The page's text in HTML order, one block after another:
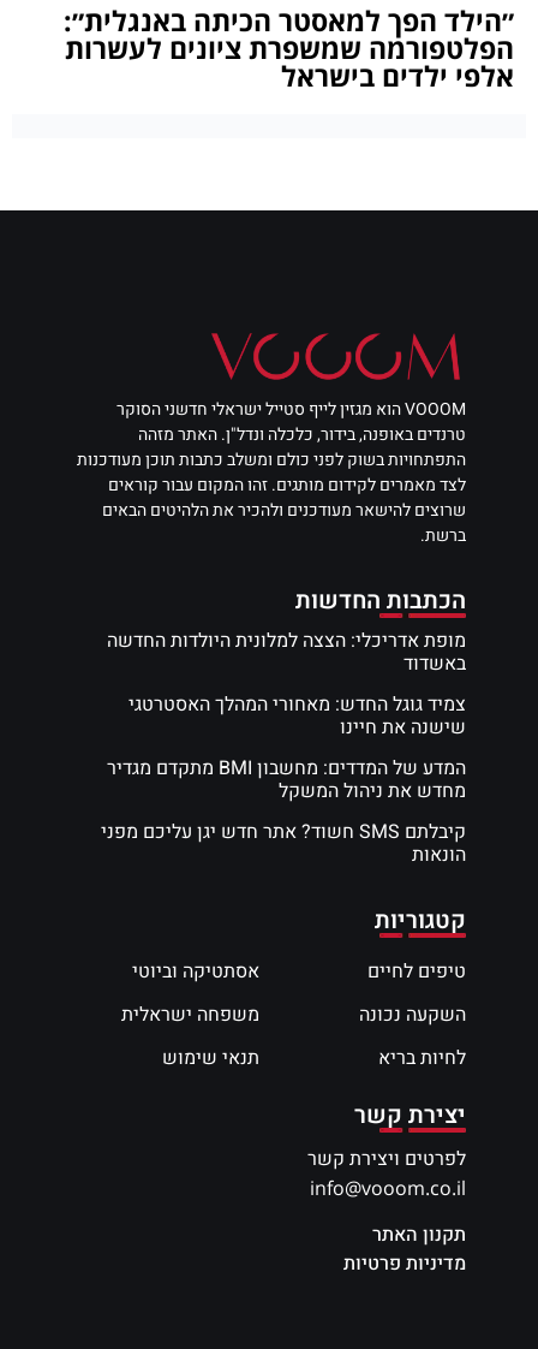
״הילד הפך למאסטר הכיתה באנגלית״:
הפלטפורמה שמשפרת ציונים לעשרות
אלפי ילדים בישראל
VOOOM הוא מגזין לייף סטייל ישראלי חדשני הסוקר
טרנדים באופנה, בידור, כלכלה ונדל"ן. האתר מזהה
התפתחויות בשוק לפני כולם ומשלב כתבות תוכן מעודכנות
לצד מאמרים לקידום מותגים. זהו המקום עבור קוראים
שרוצים להישאר מעודכנים ולהכיר את הלהיטים הבאים
ברשת.
הכתבות החדשות
מופת אדריכלי: הצצה למלונית היולדות החדשה
באשדוד
צמיד גוגל החדש: מאחורי המהלך האסטרטגי
שישנה את חיינו
המדע של המדדים: מחשבון BMI מתקדם מגדיר
מחדש את ניהול המשקל
קיבלתם SMS חשוד? אתר חדש יגן עליכם מפני
הונאות
קטגוריות
טיפים לחיים
השקעה נכונה
לחיות בריא
אסתטיקה וביוטי
משפחה ישראלית
תנאי שימוש
יצירת קשר
לפרטים ויצירת קשר
info@vooom.co.il
תקנון האתר
מדיניות פרטיות